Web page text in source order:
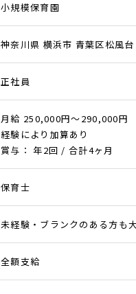
小規模保育園
神奈川県 横浜市 青葉区松風台
正社員
月給 250,000円～290,000円
経験により加算あり
賞与： 年2回 / 合計4ヶ月
保育士
未経験・ブランクのある方も
全額支給